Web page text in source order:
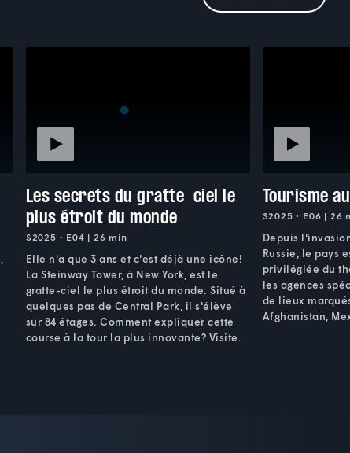
Les secrets du gratte-ciel le
plus étroit du monde
S2025 • E04 | 26 min
Elle n'a que 3 ans et c'est déjà une icône!
La Steinway Tower, à New York, est le
gratte-ciel le plus étroit du monde. Situé à
quelques pas de Central Park, il s'élève
sur 84 étages. Comment expliquer cette
course à la tour la plus innovante? Visite.
Tourisme
S2025 • E06 | 26
Depuis
Russie, le pays
privilégiée du
les agences
de lieux
Afghanistan,